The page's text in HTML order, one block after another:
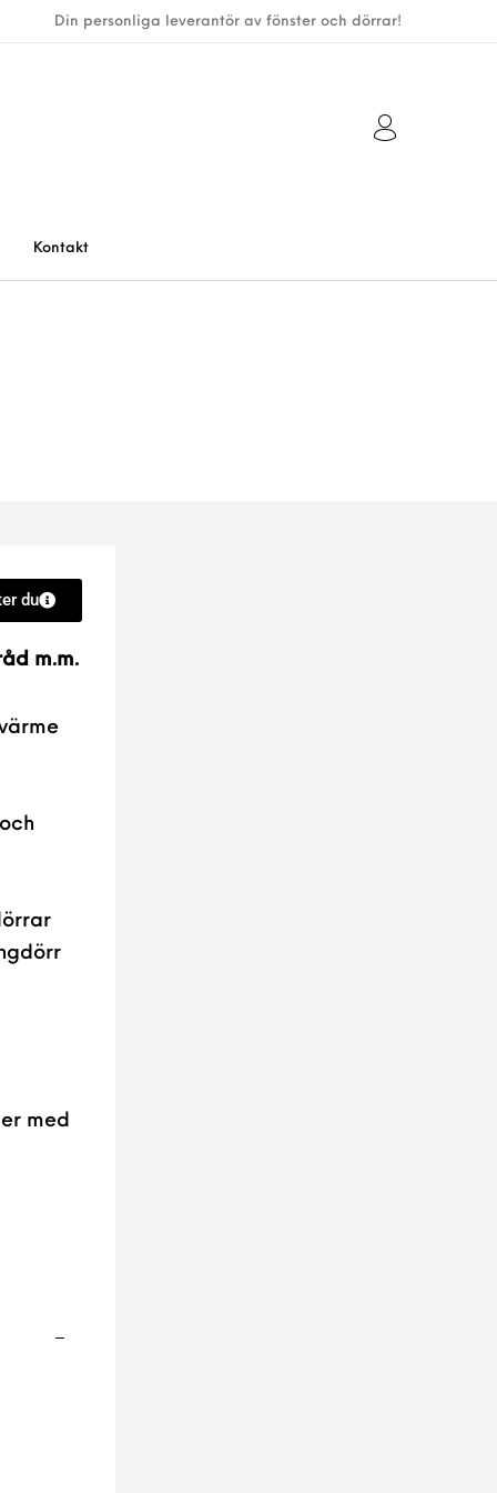
Din personliga leverantör av fönster och dörrar!
Kontakt
du
m.m.
med